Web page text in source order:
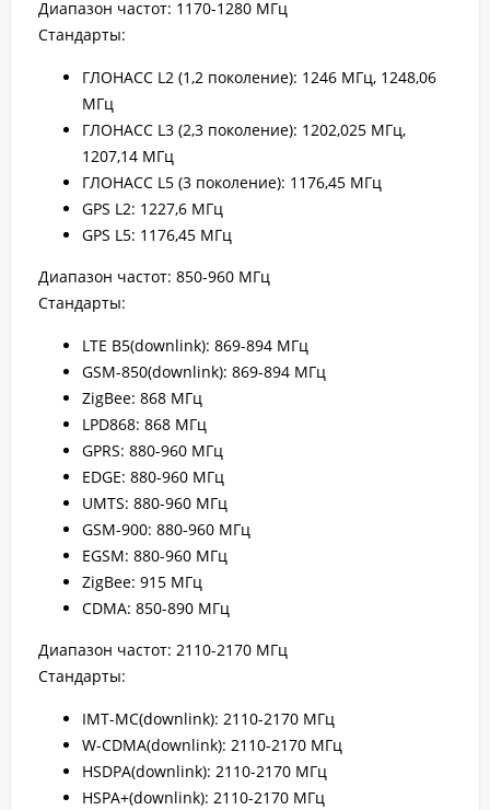
Диапазон частот: 1170-1280 МГц
Стандарты:
ГЛОНАСС L2 (1,2 поколение): 1246 МГц, 1248,06
МГц
ГЛОНАСС L3 (2,3 поколение): 1202,025 МГц,
1207,14 МГц
ГЛОНАСС L5 (3 поколение): 1176,45 МГц
GPS L2: 1227,6 МГц
GPS L5: 1176,45 МГц
Диапазон частот: 850-960 МГц
Стандарты:
LTE B5(downlink): 869-894 МГц
GSM-850(downlink): 869-894 МГц
ZigBee: 868 МГц
LPD868: 868 МГц
GPRS: 880-960 МГц
EDGE: 880-960 МГц
UMTS: 880-960 МГц
GSM-900: 880-960 МГц
EGSM: 880-960 МГц
ZigBee: 915 МГц
CDMA: 850-890 МГц
Диапазон частот: 2110-2170 МГц
Стандарты:
IMT-MC(downlink): 2110-2170 МГц
W-CDMA(downlink): 2110-2170 МГц
HSDPA(downlink): 2110-2170 МГц
HSPA+(downlink): 2110-2170 МГц